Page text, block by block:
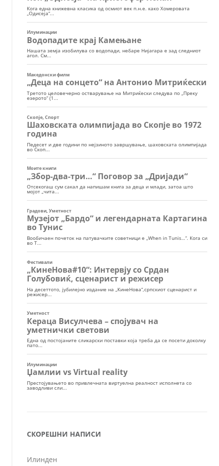
СКОРЕШНИ НАПИСИ
Илинден